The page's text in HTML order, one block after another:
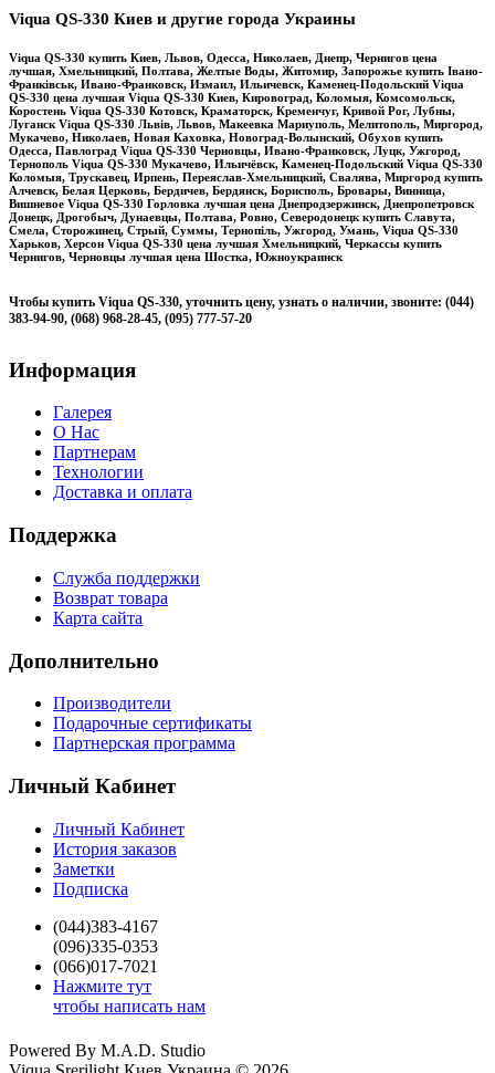
Viqua QS-330 Киев и другие города Украины
Viqua QS-330 купить Киев, Львов, Одесса, Николаев, Днепр, Чернигов цена
лучшая, Хмельницкий, Полтава, Желтые Воды, Житомир, Запорожье купить Івано-
Франківськ, Ивано-Франковск, Измаил, Ильичевск, Каменец-Подольский Viqua
QS-330 цена лучшая Viqua QS-330 Киев, Кировоград, Коломыя, Комсомольск,
Коростень Viqua QS-330 Котовск, Краматорск, Кременчуг, Кривой Рог, Лубны,
Луганск Viqua QS-330 Львів, Львов, Макеевка Мариуполь, Мелитополь, Миргород,
Мукачево, Николаев, Новая Каховка, Новоград-Волынский, Обухов купить
Одесса, Павлоград Viqua QS-330 Черновцы, Ивано-Франковск, Луцк, Ужгород,
Тернополь Viqua QS-330 Мукачево, Ильичёвск, Каменец-Подольский Viqua QS-330
Коломыя, Трускавец, Ирпень, Переяслав-Хмельницкий, Свалява, Миргород купить
Алчевск, Белая Церковь, Бердичев, Бердянск, Борисполь, Бровары, Винница,
Вишневое Viqua QS-330 Горловка лучшая цена Днепродзержинск, Днепропетровск
Донецк, Дрогобыч, Дунаевцы, Полтава, Ровно, Северодонецк купить Славута,
Смела, Сторожинец, Стрый, Суммы, Тернопіль, Ужгород, Умань, Viqua QS-330
Харьков, Херсон Viqua QS-330 цена лучшая Хмельницкий, Черкассы купить
Чернигов, Черновцы лучшая цена Шостка, Южноукраинск
Чтобы купить Viqua QS-330, уточнить цену, узнать о наличии, звоните: (044)
383-94-90, (068) 968-28-45, (095) 777-57-20
Информация
Галерея
О Нас
Партнерам
Технологии
Доставка и оплата
Поддержка
Служба поддержки
Возврат товара
Карта сайта
Дополнительно
Производители
Подарочные сертификаты
Партнерская программа
Личный Кабинет
Личный Кабинет
История заказов
Заметки
Подписка
(044)383-4167
(096)335-0353
(066)017-7021
Нажмите тут
чтобы написать нам
Powered By M.A.D. Studio